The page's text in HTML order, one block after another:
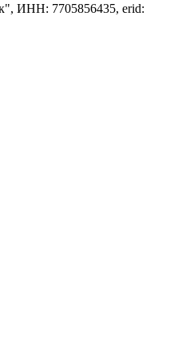
ИНН: 7705856435, erid: